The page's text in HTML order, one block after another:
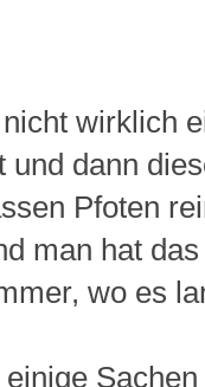
wirklich
und dann
Pfoten
man hat
wo es